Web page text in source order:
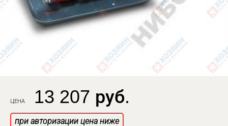
ЦЕНА 13 207 руб.
при авторизации цена ниже